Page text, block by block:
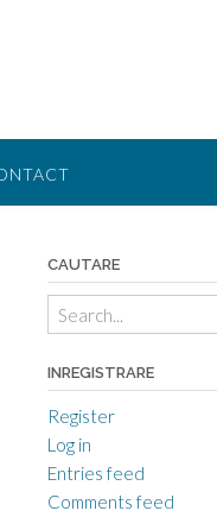
CAUTARE
INREGISTRARE
Register
Log in
Entries feed
Comments feed